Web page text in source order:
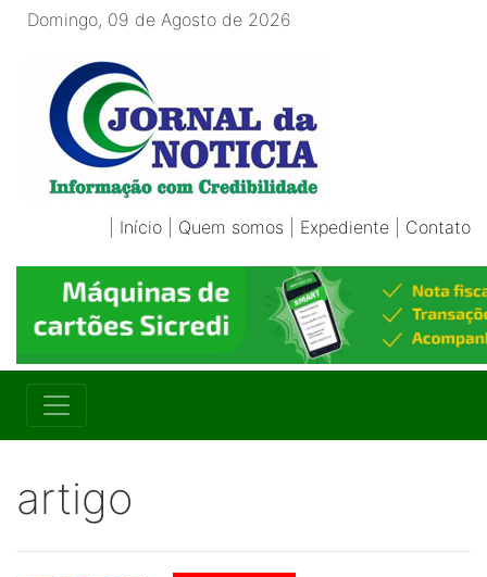
Domingo, 09 de Agosto de 2026
Início Quem somos Expediente Contato
artigo